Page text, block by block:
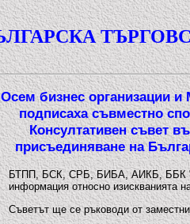
Осем бизнес организации и
подписаха съвместно
Консултативен съвет
присъединяване на
БТПП, БСК, СРБ, БИБА, АИКБ, ББК
информация относно изискванията
Съветът ще се ръководи от